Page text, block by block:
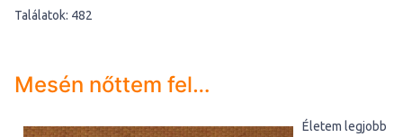
Találatok: 482
Mesén nőttem fel…
Életem legjobb